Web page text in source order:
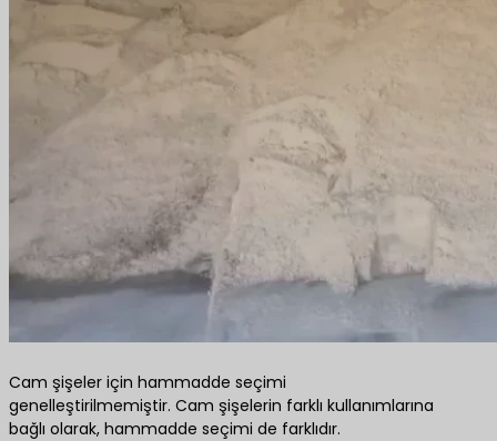
Cam şişeler için hammadde seçimi
genelleştirilmemiştir. Cam şişelerin farklı kullanımlarına
bağlı olarak, hammadde seçimi de farklıdır.